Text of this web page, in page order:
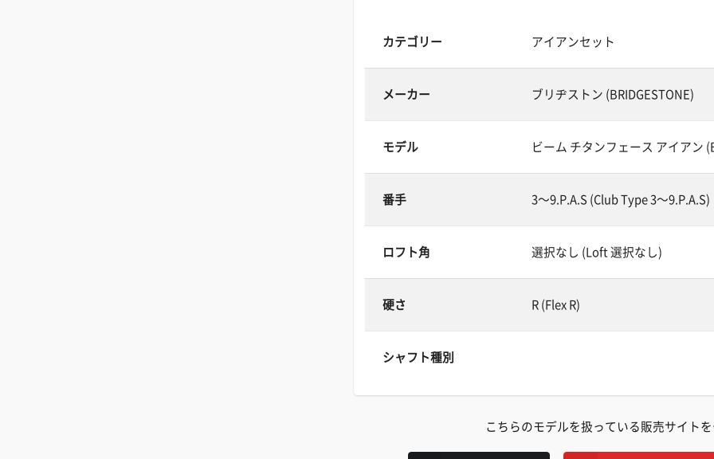
カテゴリー アイアンセット
メーカー ブリヂストン (BRIDGESTONE)
モデル ビーム チタンフェース アイアン
番手 3～9.P.A.S (Club Type 3～9.P.A.S)
ロフト角 選択なし (Loft 選択なし)
硬さ R (Flex R)
シャフト種別
こちらのモデルを扱っている販売サイト